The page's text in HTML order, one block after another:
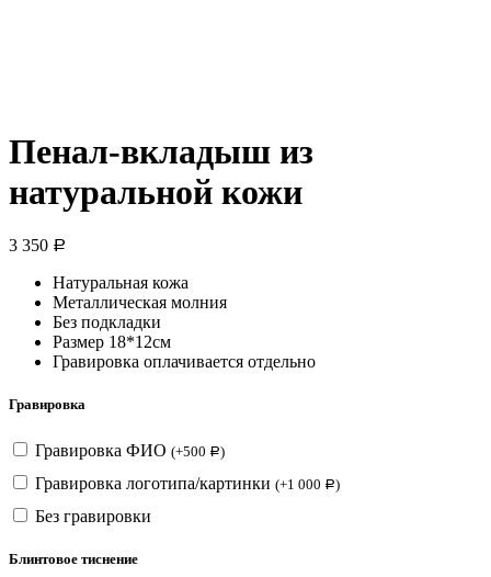
Пенал-вкладыш из
натуральной кожи
3 350 Р
Натуральная кожа
Металлическая молния
Без подкладки
Размер 18*12см
Гравировка оплачивается отдельно
Гравировка
Гравировка ФИО (+500 Р)
Гравировка логотипа/картинки (+1 000 Р)
Без гравировки
Блинтовое тиснение